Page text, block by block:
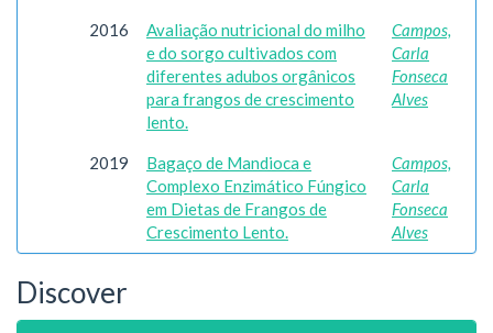
2016
Avaliação nutricional do milho
e do sorgo cultivados com
diferentes adubos orgânicos
para frangos de crescimento
lento.
Campos,
Carla
Fonseca
Alves
2019
Bagaço de Mandioca e
Complexo Enzimático Fúngico
em Dietas de Frangos de
Crescimento Lento.
Campos,
Carla
Fonseca
Alves
Discover